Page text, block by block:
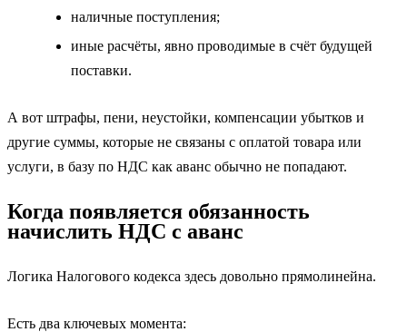
наличные поступления;
иные расчёты, явно проводимые в счёт будущей
поставки.
А вот штрафы, пени, неустойки, компенсации убытков и
другие суммы, которые не связаны с оплатой товара или
услуги, в базу по НДС как аванс обычно не попадают.
Когда появляется обязанность
начислить НДС с аванс
Логика Налогового кодекса здесь довольно прямолинейна.
Есть два ключевых момента: